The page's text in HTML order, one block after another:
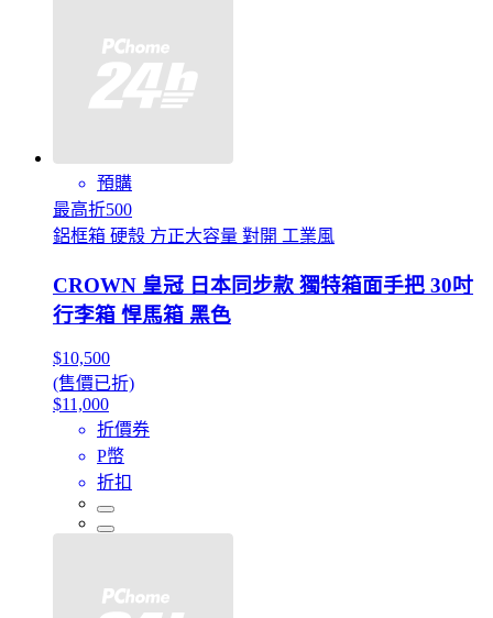
預購
最高折500
鋁框箱 硬殼 方正大容量 對開 工業風
CROWN 皇冠 日本同步款 獨特箱面手把 30吋
行李箱 悍馬箱 黑色
$10,500
(售價已折)
$11,000
折價券
P幣
折扣